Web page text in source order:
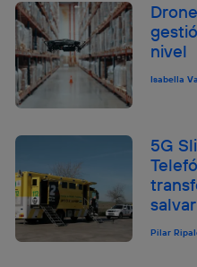
nivel
Isabella
5G
Pilar